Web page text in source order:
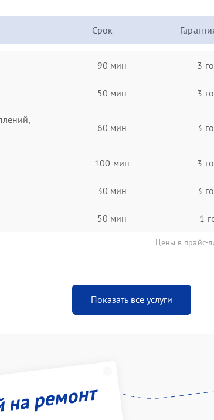
Срок
90 мин 3
50 мин 3
60 мин 3
100 мин 3
30 мин 3
50 мин 1
Цены в прайс-
Показать все услуги